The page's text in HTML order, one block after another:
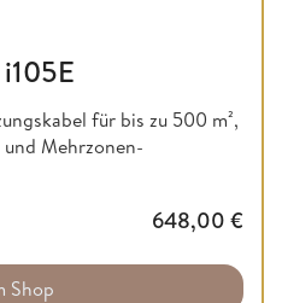
für bis zu 500 m²,
Mehrzonen-
648,00 €
Shop